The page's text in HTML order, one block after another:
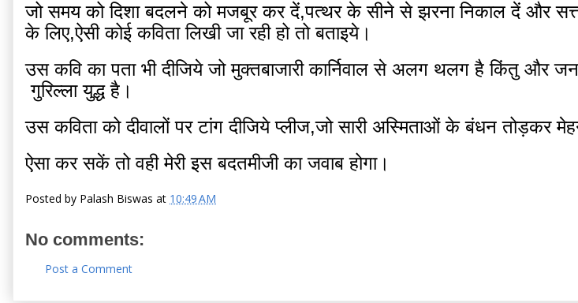
जो समय को दिशा बदलने को मजबूर कर दें,पत्थर के सीने से झरना निकाल दें और
के लिए,ऐसी कोई कविता लिखी जा रही हो तो बताइये।
उस कवि का पता भी दीजिये जो मुक्तबाजारी कार्निवाल से अलग थलग है किंतु
गुरिल्ला युद्ध है।
उस कविता को दीवालों पर टांग दीजिये प्लीज,जो सारी अस्मिताओं के बंधन
ऐसा कर सकें तो वही मेरी इस बदतमीजी का जवाब होगा।
Posted by Palash Biswas at 10:49 AM
No comments:
Post a Comment